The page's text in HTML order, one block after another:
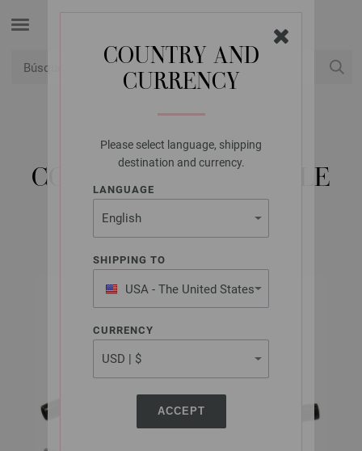
COUNTRY AND
CURRENCY
Please select language, shipping
destination and currency.
LANGUAGE
SHIPPING TO
USA - The United States
of America
CURRENCY
ACCEPT
LANA GROSSA
CONECTORES DE CABLE